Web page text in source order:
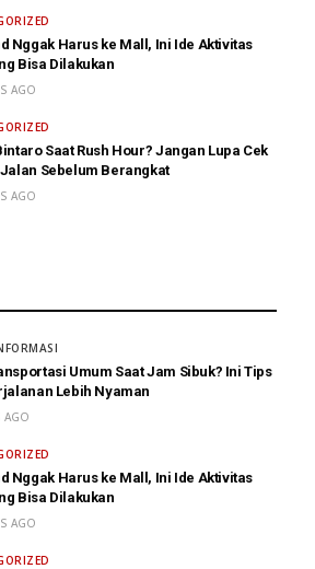
Nggak Harus ke Mall, Ini Ide Aktivitas
Bisa Dilakukan
AGO
Saat Rush Hour? Jangan Lupa Cek
Sebelum Berangkat
AGO
Umum Saat Jam Sibuk? Ini Tips
Lebih Nyaman
AGO
Nggak Harus ke Mall, Ini Ide Aktivitas
Bisa Dilakukan
AGO